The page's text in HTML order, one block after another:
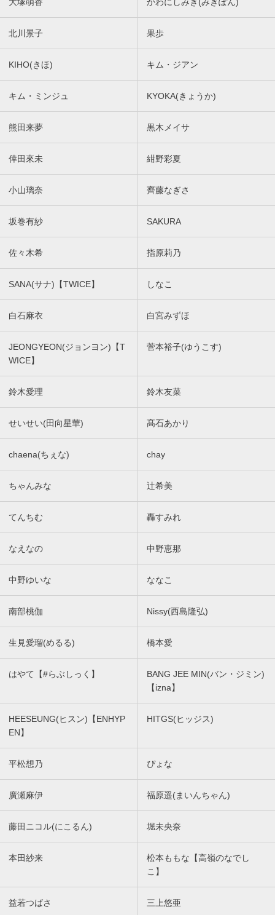
北川景子 果歩
KIHO(きほ) キム・ジアン
キム・ミンジュ KYOKA(きょうか)
熊田来夢 黒木メイサ
倖田來未 紺野彩夏
小山璃奈 齊藤なぎさ
坂巻有紗 SAKURA
佐々木希 指原莉乃
SANA(サナ)【TWICE】 しなこ
白石麻衣 白宮みずほ
JEONGYEON(ジョンヨン)【T
WICE】
菅本裕子(ゆうこす)
鈴木愛理 鈴木友菜
せいせい(田向星華) 髙石あかり
chaena(ちぇな) chay
ちゃんみな 辻希美
てんちむ 轟すみれ
なえなの 中野恵那
中野ゆいな ななこ
南部桃伽 Nissy(西島隆弘)
生見愛瑠(めるる) 橋本愛
はやて【#らぶしっく】
BANG JEE MIN(バン・ジミン)
【izna】
HEESEUNG(ヒスン)【ENHYP
EN】
HITGS(ヒッジス)
平松想乃 ぴょな
廣瀬麻伊 福原遥(まいんちゃん)
藤田ニコル(にこるん) 堀未央奈
本田紗来
松本ももな【高嶺のなでし
こ】
益若つばさ 三上悠亜